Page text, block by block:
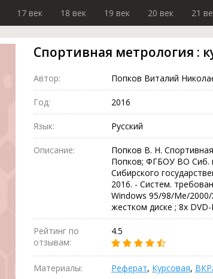
17 век 18 век 19 век 20 век 21
Спортивная метрология :
Автор: Попков Виталий
Год: 2016
Язык: Русский
Описание:
Попков В. Н.
Попков; ФГБОУ ВО Сиб.
Сибирского
2016. - Систем.
Windows 95/98/Me/
жестком диске ; 8x
Рейтинг по
отзывам:
4.5
Материалы: Реферат, Курсовая,